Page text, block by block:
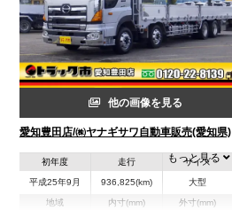
他の画像を見る
愛知豊田店/㈱ヤナギサワ自動車販売(愛知県)
初年度
平成25年9月
走行
936,825(km)
サイズ
大型
地域 内寸(mm) 外寸(mm)
もっと見る